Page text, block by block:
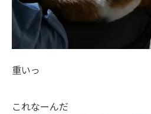
重いっ
これなーんだ